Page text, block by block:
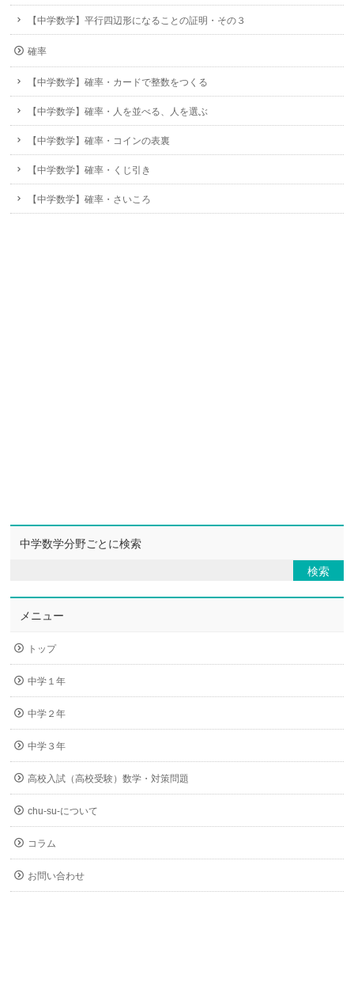
【中学数学】平行四辺形になることの証明・その３
確率
【中学数学】確率・カードで整数をつくる
【中学数学】確率・人を並べる、人を選ぶ
【中学数学】確率・コインの表裏
【中学数学】確率・くじ引き
【中学数学】確率・さいころ
中学数学分野ごとに検索
メニュー
トップ
中学１年
中学２年
中学３年
高校入試（高校受験）数学・対策問題
chu-su-について
コラム
お問い合わせ